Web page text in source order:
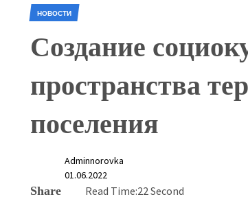
НОВОСТИ
Создание
пространства
поселения
Adminnorovka
01.06.2022
Share Read Time:22 Second